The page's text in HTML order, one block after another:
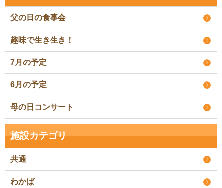
父の日の食事会
趣味で生き生き！
7月の予定
6月の予定
母の日コンサート
施設カテゴリ
共通
わかば